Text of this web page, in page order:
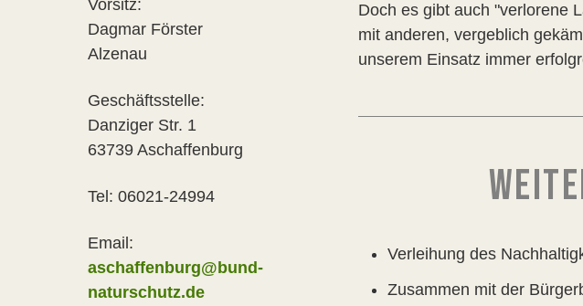
Doch es gibt auch "verlorene
mit anderen, vergeblich
unserem Einsatz immer
Verleihung des
Zusammen mit der
Vorsitz:
Dagmar Förster
Alzenau
Geschäftsstelle:
Danziger Str. 1
63739 Aschaffenburg
Tel: 06021-24994
Email:
aschaffenburg@bund-
naturschutz.de